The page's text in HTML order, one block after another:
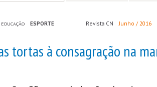
ESPORTE Revista CN Junho / 2016
tortas à consagração na